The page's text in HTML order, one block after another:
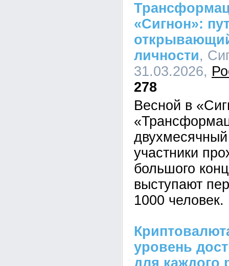
«Сигнон»:
личности,
31.03.2026,
278
Весной в
участники
большого
выступают
1000 человек.
уровень
для каждого